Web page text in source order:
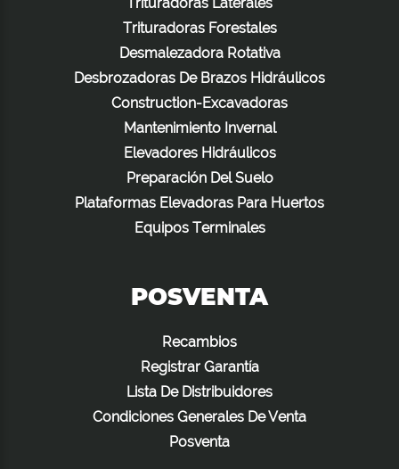
Trituradoras Forestales
Desmalezadora Rotativa
Desbrozadoras De Brazos Hidráulicos
Construction-Excavadoras
Mantenimiento Invernal
Elevadores Hidráulicos
Preparación Del Suelo
Plataformas Elevadoras Para Huertos
Equipos Terminales
POSVENTA
Recambios
Registrar Garantía
Lista De Distribuidores
Condiciones Generales De Venta
Posventa